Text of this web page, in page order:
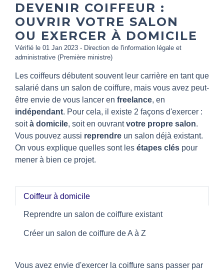
DEVENIR COIFFEUR :
OUVRIR VOTRE SALON
OU EXERCER À DOMICILE
Vérifié le 01 Jan 2023 - Direction de l'information légale et
administrative (Première ministre)
Les coiffeurs débutent souvent leur carrière en tant que
salarié dans un salon de coiffure, mais vous avez peut-
être envie de vous lancer en freelance, en
indépendant. Pour cela, il existe 2 façons d'exercer :
soità domicile, soit en ouvrantvotre propre salon.
Vous pouvez aussi reprendre un salon déjà existant.
On vous explique quelles sont les étapes clés pour
mener à bien ce projet.
Coiffeur à domicile
Reprendre un salon de coiffure existant
Créer un salon de coiffure de A à Z
Vous avez envie d'exercer la coiffure sans passer par